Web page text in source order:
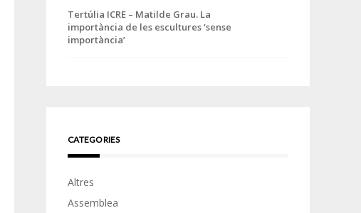
Tertúlia ICRE – Matilde Grau. La
importància de les escultures ‘sense
importància’
CATEGORIES
Altres
Assemblea